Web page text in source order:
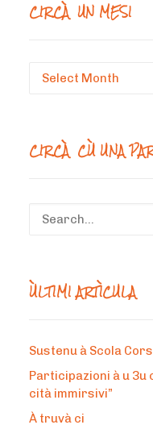
CIRCÀ UN MESI
Circà
CIRCÀ CÙ UNA
ÙLTIMI ARTÌCULA
Sustenu à Scola
Participazioni à u 3u
cità immirsivi”
À truvà ci